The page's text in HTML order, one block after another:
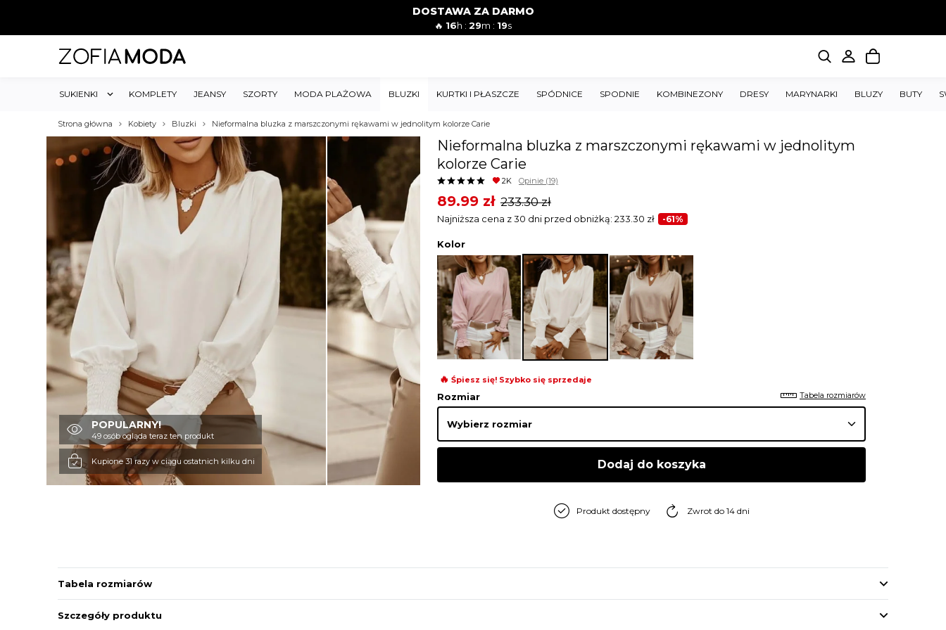
DOSTAWA ZA DARMO
🔥 16h : 29m : 18s
SUKIENKI KOMPLETY JEANSY SZORTY MODA PLAŻOWA BLUZKI KURTKI I PŁASZCZE SPÓDNICE SPODNIE KOMBINEZONY DRESY MARYNARKI BLUZY BUTY
Strona główna Kobiety Bluzki Nieformalna bluzka z marszczonymi rękawami w jednolitym kolorze Carie
POPULARNY!
49 osób ogląda teraz ten produkt
Kupione 31 razy w ciągu ostatnich kilku dni
Nieformalna bluzka z marszczonymi rękawami w jednolitym
kolorze Carie
2K Opinie (19)
233.30zł
Original
price
233.30 zł.
89.99 zł
Current
price
89.99 zł.
Najniższa cena z 30 dni przed obniżką: 233.30 zł -61%
Kolor
🔥 Śpiesz się! Szybko się sprzedaje
Rozmiar Tabela rozmiarów
Dodaj do koszyka
Produkt dostępny Zwrot do 14 dni
Tabela rozmiarów
Szczegóły produktu